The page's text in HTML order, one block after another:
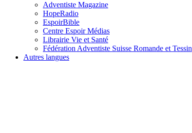
Adventiste Magazine
HopeRadio
EspoirBible
Centre Espoir Médias
Librairie Vie et Santé
Fédération Adventiste Suisse Romande et Tessin
Autres langues